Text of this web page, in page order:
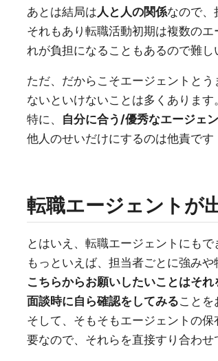
あとは結局は人と人の関係なので、
それもあり転職活動初期は複数の
れが負担になることもあるので難し
ただ、だからこそエージェントと
ないといけないことは多くあります。
特に、 自分に合う/優秀なエージェ
他人のせいだけにするのは他責です
転職エージェントが
とはいえ、転職エージェントにもで
もっといえば、担当者ごとに強みや
こちらからお願いしたいことはそ
面談時に自ら確認をしてみることを
そして、そもそもエージェントの
要なので、それらを直接すり合わせ